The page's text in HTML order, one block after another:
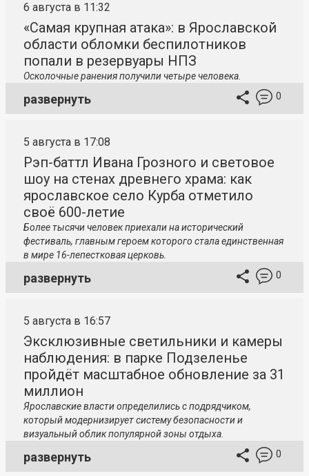
6 августа в 11:32
«Самая крупная атака»: в Ярославской
области обломки беспилотников
попали в резервуары НПЗ
Осколочные ранения получили четыре человека.
развернуть 0
5 августа в 17:08
Рэп-баттл Ивана Грозного и световое
шоу на стенах древнего храма: как
ярославское село Курба отметило
своё 600-летие
Более тысячи человек приехали на исторический
фестиваль, главным героем которого стала единственная
в мире 16-лепестковая церковь.
развернуть 0
5 августа в 16:57
Эксклюзивные светильники и камеры
наблюдения: в парке Подзеленье
пройдёт масштабное обновление за 31
миллион
Ярославские власти определились с подрядчиком,
который модернизирует систему безопасности и
визуальный облик популярной зоны отдыха.
развернуть 0